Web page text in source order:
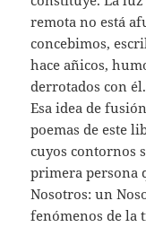
remota no está
concebimos,
hace añicos,
derrotados con él.
Esa idea de
poemas de este
cuyos contornos
primera persona
Nosotros: un
fenómenos de la